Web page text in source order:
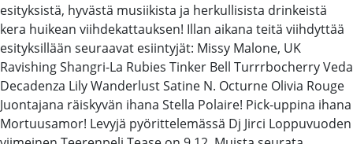
esityksistä, hyvästä musiikista ja herkullisista drinkeistä
kera huikean viihdekattauksen! Illan aikana teitä viihdyttää
esityksillään seuraavat esiintyjät: Missy Malone, UK
Ravishing Shangri-La Rubies Tinker Bell Turrrbocherry Veda
Decadenza Lily Wanderlust Satine N. Octurne Olivia Rouge
Juontajana räiskyvän ihana Stella Polaire! Pick-uppina ihana
Mortuusamor! Levyjä pyörittelemässä Dj Jirci Loppuvuoden